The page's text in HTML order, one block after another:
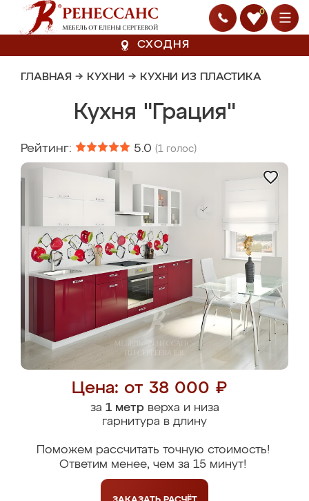
0
СХОДНЯ
ГЛАВНАЯ → КУХНИ → КУХНИ ИЗ ПЛАСТИКА
Кухня "Грация"
Рейтинг: 5.0 (1 голос)
Цена: от 38 000 ₽
за 1 метрверха и низа
гарнитура в длину
Поможем рассчитать точную стоимость!
Ответим менее, чем за 15 минут!